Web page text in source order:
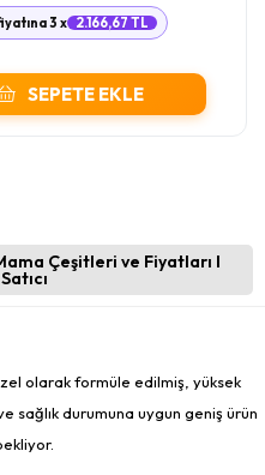
3 x 2.166,67 TL
SEPETE EKLE
Çeşitleri ve Fiyatları I
olarak formüle edilmiş, yüksek
sağlık durumuna uygun geniş ürün